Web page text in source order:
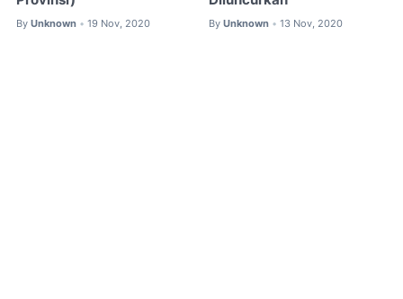
By Unknown • 19 Nov, 2020 By Unknown • 13 Nov, 2020